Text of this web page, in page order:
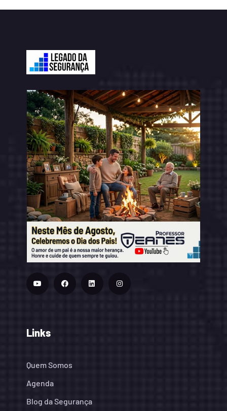
Links
Quem Somos
Agenda
Blog da Segurança